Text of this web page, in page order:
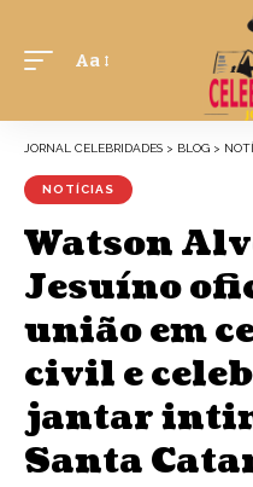
Aa
JORNAL CELEBRIDADES > BLOG >
NOTÍCIAS
Watson
Jesuíno
união em
civil e
jantar
Santa